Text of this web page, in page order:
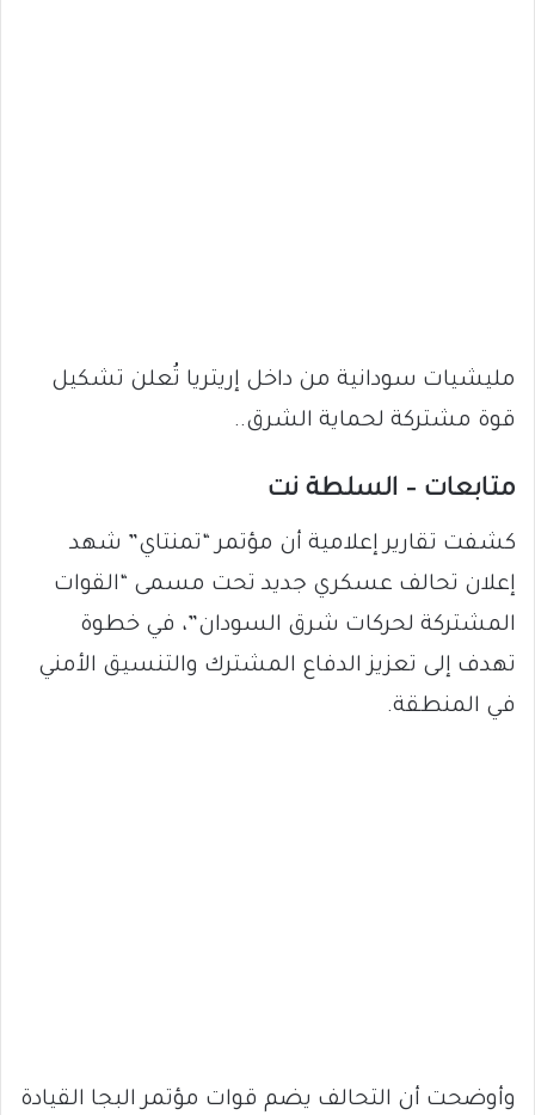
مليشيات سودانية من داخل إريتريا تُعلن تشكيل
قوة مشتركة لحماية الشرق..
متابعات – السلطة نت
كشفت تقارير إعلامية أن مؤتمر “تمنتاي” شهد
إعلان تحالف عسكري جديد تحت مسمى “القوات
المشتركة لحركات شرق السودان”، في خطوة
تهدف إلى تعزيز الدفاع المشترك والتنسيق الأمني
في المنطقة.
وأوضحت أن التحالف يضم قوات مؤتمر البجا القيادة